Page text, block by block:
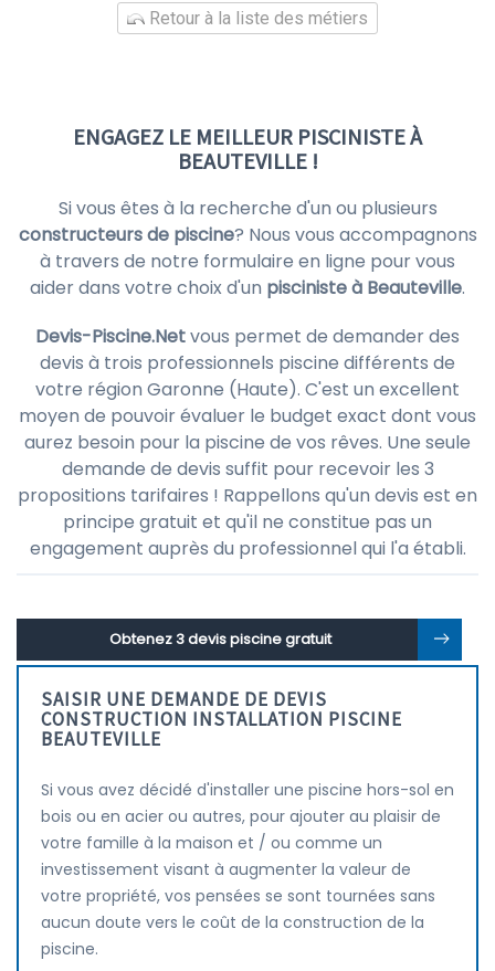
Retour à la liste des métiers
ENGAGEZ LE MEILLEUR PISCINISTE À
BEAUTEVILLE !
Si vous êtes à la recherche d'un ou plusieurs
constructeurs de piscine? Nous vous accompagnons
à travers de notre formulaire en ligne pour vous
aider dans votre choix d'un pisciniste à Beauteville.
Devis-Piscine.Netvous permet de demander des
devis à trois professionnels piscine différents de
votre région Garonne (Haute). C'est un excellent
moyen de pouvoir évaluer le budget exact dont vous
aurez besoin pour la piscine de vos rêves. Une seule
demande de devis suffit pour recevoir les 3
propositions tarifaires ! Rappellons qu'un devis est en
principe gratuit et qu'il ne constitue pas un
engagement auprès du professionnel qui l'a établi.
Obtenez 3 devis piscine gratuit
SAISIR UNE DEMANDE DE DEVIS
CONSTRUCTION INSTALLATION PISCINE
BEAUTEVILLE
Si vous avez décidé d'installer une piscine hors-sol en
bois ou en acier ou autres, pour ajouter au plaisir de
votre famille à la maison et / ou comme un
investissement visant à augmenter la valeur de
votre propriété, vos pensées se sont tournées sans
aucun doute vers le coût de la construction de la
piscine.